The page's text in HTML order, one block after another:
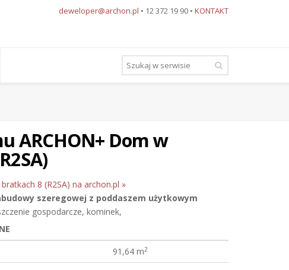
deweloper@archon.pl • 12 372 19 90 • KONTAKT
ARCHON+ Dom w
8 (R2SA) na archon.pl »
szeregowej z poddaszem użytkowym
gospodarcze, kominek,
91,64 m2